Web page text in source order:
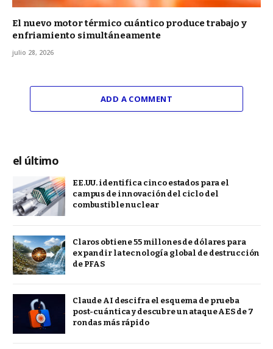
El nuevo motor térmico cuántico produce trabajo y
enfriamiento simultáneamente
julio 28, 2026
ADD A COMMENT
el último
EE.UU. identifica cinco estados para el
campus de innovación del ciclo del
combustible nuclear
Claros obtiene 55 millones de dólares para
expandir la tecnología global de destrucción
de PFAS
Claude AI descifra el esquema de prueba
post-cuántica y descubre un ataque AES de 7
rondas más rápido